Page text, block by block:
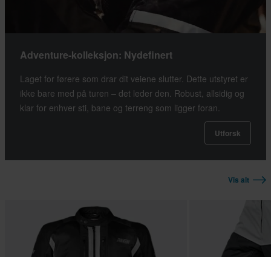
Adventure-kolleksjon: Nydefinert
Laget for førere som drar dit veiene slutter. Dette utstyret er
ikke bare med på turen – det leder den. Robust, allsidig og
klar for enhver sti, bane og terreng som ligger foran.
Utforsk
Vis alt